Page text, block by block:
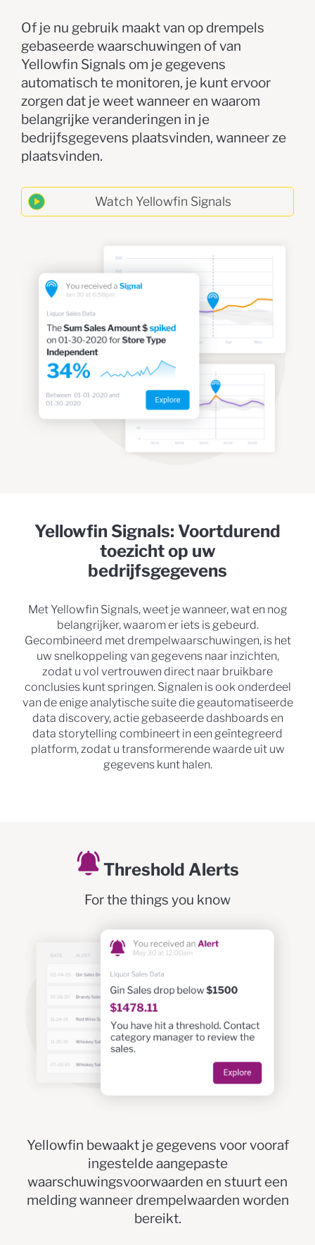
Of je nu gebruik maakt van op drempels
gebaseerde waarschuwingen of van
Yellowfin Signals om je gegevens
automatisch te monitoren, je kunt ervoor
zorgen dat je weet wanneer en waarom
belangrijke veranderingen in je
bedrijfsgegevens plaatsvinden, wanneer ze
plaatsvinden.
Yellowfin Signals: Voortdurend
toezicht op uw
bedrijfsgegevens
Met Yellowfin Signals, weet je wanneer, wat en nog
belangrijker, waarom er iets is gebeurd.
Gecombineerd met drempelwaarschuwingen, is het
uw snelkoppeling van gegevens naar inzichten,
zodat u vol vertrouwen direct naar bruikbare
conclusies kunt springen. Signalen is ook onderdeel
van de enige analytische suite die geautomatiseerde
data discovery, actie gebaseerde dashboards en
data storytelling combineert in een geïntegreerd
platform, zodat u transformerende waarde uit uw
gegevens kunt halen.
Threshold Alerts
For the things you know
Yellowfin bewaakt je gegevens voor vooraf
ingestelde aangepaste
waarschuwingsvoorwaarden en stuurt een
melding wanneer drempelwaarden worden
bereikt.